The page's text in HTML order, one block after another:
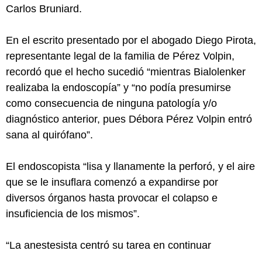
Carlos Bruniard.
En el escrito presentado por el abogado Diego Pirota,
representante legal de la familia de Pérez Volpin,
recordó que el hecho sucedió “mientras Bialolenker
realizaba la endoscopía” y “no podía presumirse
como consecuencia de ninguna patología y/o
diagnóstico anterior, pues Débora Pérez Volpin entró
sana al quirófano”.
El endoscopista “lisa y llanamente la perforó, y el aire
que se le insuflara comenzó a expandirse por
diversos órganos hasta provocar el colapso e
insuficiencia de los mismos”.
“La anestesista centró su tarea en continuar